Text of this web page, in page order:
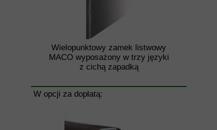
W opcji za dopłatą:
Wielopunktowy zamek listwowy
MACO wyposażony w trzy języki
z cichą zapadką